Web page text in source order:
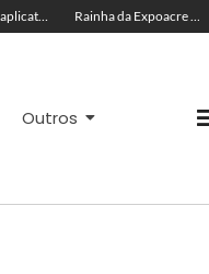
Motorista de aplicativo é agredido enquanto trabalhava no Chico Mendes Rainha da Expoacre 2026 é vítima de injúria racial durante evento e suspeita é presa em flagrante
Outros